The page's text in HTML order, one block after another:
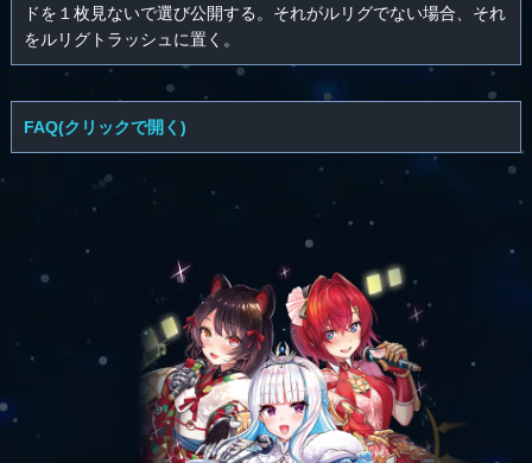
ドを１枚見ないで選び公開する。それがルリグでない場合、それ
をルリグトラッシュに置く。
FAQ(クリックで開く)